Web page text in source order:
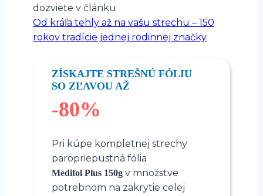
dozviete v článku
Od kráľa tehly až na vašu strechu – 150
rokov tradície jednej rodinnej značky
ZÍSKAJTE STREŠNÚ FÓLIU
SO ZĽAVOU AŽ
-80%
Pri kúpe kompletnej strechy
paropriepustná fólia
Medifol Plus 150g v množstve
potrebnom na zakrytie celej